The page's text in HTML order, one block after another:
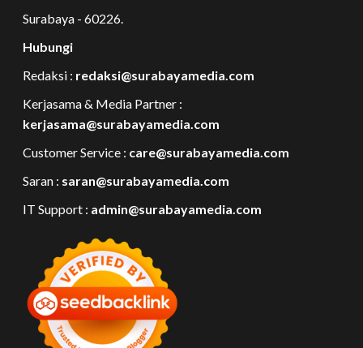
Surabaya - 60226.
Hubungi
Redaksi : redaksi@surabayamedia.com
Kerjasama & Media Partner :
kerjasama@surabayamedia.com
Customer Service : care@surabayamedia.com
Saran : saran@surabayamedia.com
IT Support : admin@surabayamedia.com